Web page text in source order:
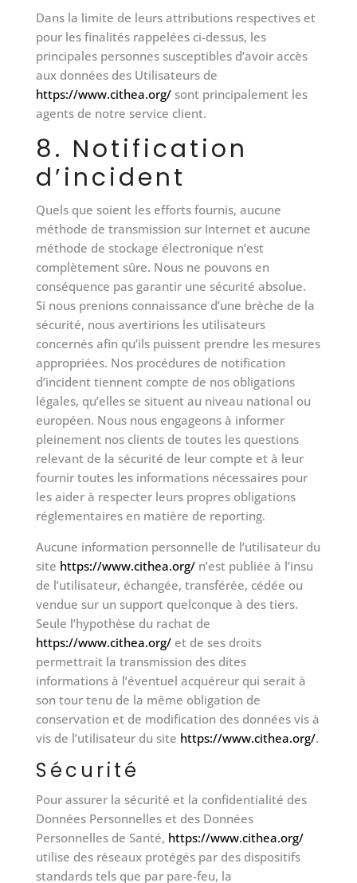
Dans la limite de leurs attributions respectives et
pour les finalités rappelées ci-dessus, les
principales personnes susceptibles d’avoir accès
aux données des Utilisateurs de
https://www.cithea.org/sont principalement les
agents de notre service client.
8. Notification
d’incident
Quels que soient les efforts fournis, aucune
méthode de transmission sur Internet et aucune
méthode de stockage électronique n’est
complètement sûre. Nous ne pouvons en
conséquence pas garantir une sécurité absolue.
Si nous prenions connaissance d’une brèche de la
sécurité, nous avertirions les utilisateurs
concernés afin qu’ils puissent prendre les mesures
appropriées. Nos procédures de notification
d’incident tiennent compte de nos obligations
légales, qu’elles se situent au niveau national ou
européen. Nous nous engageons à informer
pleinement nos clients de toutes les questions
relevant de la sécurité de leur compte et à leur
fournir toutes les informations nécessaires pour
les aider à respecter leurs propres obligations
réglementaires en matière de reporting.
Aucune information personnelle de l’utilisateur du
site https://www.cithea.org/n’est publiée à l’insu
de l’utilisateur, échangée, transférée, cédée ou
vendue sur un support quelconque à des tiers.
Seule l’hypothèse du rachat de
https://www.cithea.org/et de ses droits
permettrait la transmission des dites
informations à l’éventuel acquéreur qui serait à
son tour tenu de la même obligation de
conservation et de modification des données vis à
vis de l’utilisateur du site https://www.cithea.org/.
Sécurité
Pour assurer la sécurité et la confidentialité des
Données Personnelles et des Données
Personnelles de Santé, https://www.cithea.org/
utilise des réseaux protégés par des dispositifs
standards tels que par pare-feu, la